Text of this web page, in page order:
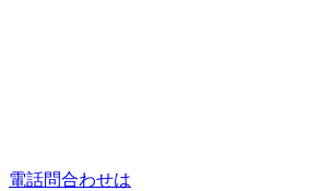
電話問合わせは